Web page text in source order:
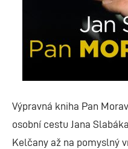
Výpravná kniha Pan
osobní cestu Jana
Kelčany až na pomyslný